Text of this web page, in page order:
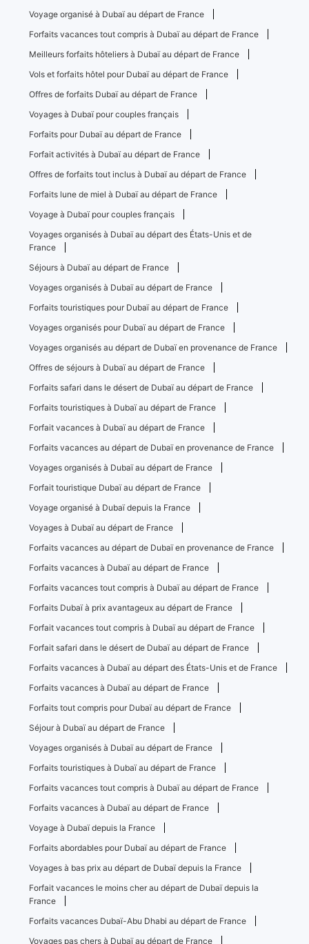
Voyage organisé à Dubaï au départ de France
Forfaits vacances tout compris à Dubaï au départ de France
Meilleurs forfaits hôteliers à Dubaï au départ de France
Vols et forfaits hôtel pour Dubaï au départ de France
Offres de forfaits Dubaï au départ de France
Voyages à Dubaï pour couples français
Forfaits pour Dubaï au départ de France
Forfait activités à Dubaï au départ de France
Offres de forfaits tout inclus à Dubaï au départ de France
Forfaits lune de miel à Dubaï au départ de France
Voyage à Dubaï pour couples français
Voyages organisés à Dubaï au départ des États-Unis et de
France
Séjours à Dubaï au départ de France
Voyages organisés à Dubaï au départ de France
Forfaits touristiques pour Dubaï au départ de France
Voyages organisés pour Dubaï au départ de France
Voyages organisés au départ de Dubaï en provenance de France
Offres de séjours à Dubaï au départ de France
Forfaits safari dans le désert de Dubaï au départ de France
Forfaits touristiques à Dubaï au départ de France
Forfait vacances à Dubaï au départ de France
Forfaits vacances au départ de Dubaï en provenance de France
Voyages organisés à Dubaï au départ de France
Forfait touristique Dubaï au départ de France
Voyage organisé à Dubaï depuis la France
Voyages à Dubaï au départ de France
Forfaits vacances au départ de Dubaï en provenance de France
Forfaits vacances à Dubaï au départ de France
Forfaits vacances tout compris à Dubaï au départ de France
Forfaits Dubaï à prix avantageux au départ de France
Forfait vacances tout compris à Dubaï au départ de France
Forfait safari dans le désert de Dubaï au départ de France
Forfaits vacances à Dubaï au départ des États-Unis et de France
Forfaits vacances à Dubaï au départ de France
Forfaits tout compris pour Dubaï au départ de France
Séjour à Dubaï au départ de France
Voyages organisés à Dubaï au départ de France
Forfaits touristiques à Dubaï au départ de France
Forfaits vacances tout compris à Dubaï au départ de France
Forfaits vacances à Dubaï au départ de France
Voyage à Dubaï depuis la France
Forfaits abordables pour Dubaï au départ de France
Voyages à bas prix au départ de Dubaï depuis la France
Forfait vacances le moins cher au départ de Dubaï depuis la
France
Forfaits vacances Dubaï-Abu Dhabi au départ de France
Voyages pas chers à Dubaï au départ de France